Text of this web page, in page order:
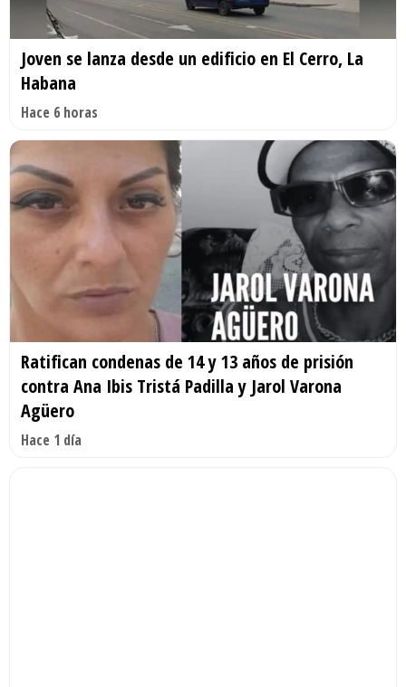
Joven se lanza desde un edificio en El Cerro, La
Habana
Hace 6 horas
Ratifican condenas de 14 y 13 años de prisión
contra Ana Ibis Tristá Padilla y Jarol Varona
Agüero
Hace 1 día